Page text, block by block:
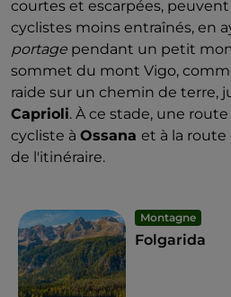
courtes et escarpées,
cyclistes moins entraînés, en
portage pendant un petit
sommet du mont Vigo,
raide sur un chemin de terre,
Caprioli. À ce stade, une
cycliste à Ossana et à la route
de l'itinéraire.
Montagne
Folgarida